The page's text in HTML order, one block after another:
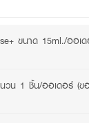
ขนาด 15ml./ออเ
น 1 ชิ้น/ออเดอร์ (ข